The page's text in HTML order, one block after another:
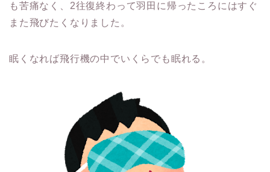
も苦痛なく、2往復終わって羽田に帰ったころにはすぐ
また飛びたくなりました。
眠くなれば飛行機の中でいくらでも眠れる。